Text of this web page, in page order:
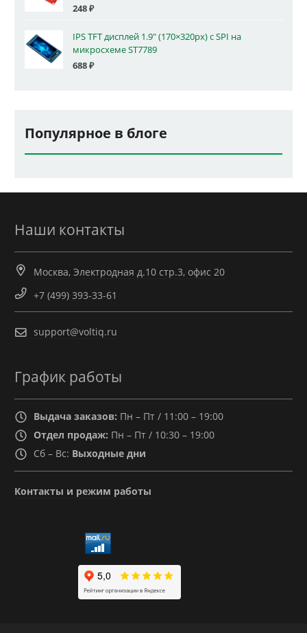
248₽
IPS TFT дисплей 1.9" (170×320px) с SPI на
микросхеме ST7789
688₽
Популярное в блоге
Наши контакты
Москва, Электродная д.10 стр.3, офис 20
+7 (499) 393-33-61
support@voltiq.ru
График работы
Выдача заказов: Пн – Пт / 11:00 – 19:00
Отдел продаж: Пн – Пт / 10:30 – 19:00
Сб – Вс: Выходные дни
Контакты и режим работы